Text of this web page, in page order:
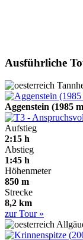
Ausführliche
Aggenstein (1985
Aufstieg
2:15 h
Abstieg
1:45 h
Höhenmeter
850 m
Strecke
8,2 km
zur Tour »